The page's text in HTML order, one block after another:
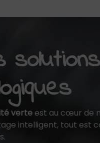
verte est au cœur de
intelligent, tout est